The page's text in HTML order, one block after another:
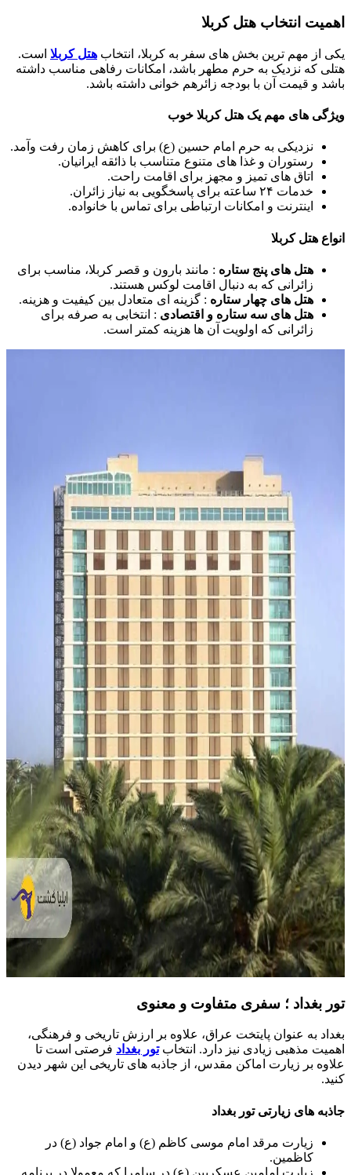
انتخاب هتل کربلا
از مهم ترین بخش های سفر به کربلا، انتخابهتل کربلااست.
که نزدیک به حرم مطهر باشد، امکانات رفاهی مناسب داشته
و قیمت آن با بودجه زائرهم خوانی داشته باشد.
های مهم یک هتل کربلا خوب
نزدیکی به حرم امام حسین (ع) برای کاهش زمان رفت وآمد.
رستوران و غذا های متنوع متناسب با ذائقه ایرانیان.
اتاق های تمیز و مجهز برای اقامت راحت.
خدمات ۲۴ ساعته برای پاسخگویی به نیاز زائران.
اینترنت و امکانات ارتباطی برای تماس با خانواده.
هتل کربلا
هتل های پنج ستاره: مانند بارون و قصر کربلا، مناسب برای
زائرانی که به دنبال اقامت لوکس هستند.
هتل های چهار ستاره: گزینه ای متعادل بین کیفیت و هزینه.
هتل های سه ستاره و اقتصادی: انتخابی به صرفه برای
زائرانی که اولویت آن ها هزینه کمتر است.
بغداد ؛ سفری متفاوت و معنوی
به عنوان پایتخت عراق، علاوه بر ارزش تاریخی و فرهنگی،
مذهبی زیادی نیز دارد. انتخابتور بغدادفرصتی است تا
بر زیارت اماکن مقدس، از جاذبه های تاریخی این شهر دیدن
های زیارتی تور بغداد
زیارت مرقد امام موسی کاظم (ع) و امام جواد (ع) در
کاظمین.
زیارت امامین عسکریین (ع) در سامرا که معمولا در برنامه